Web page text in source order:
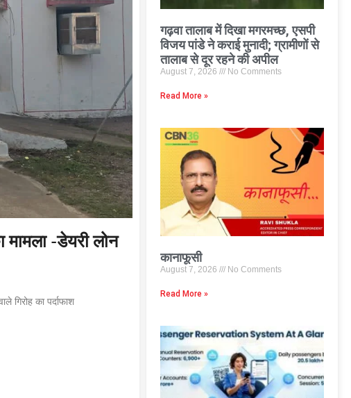
-डेयरी लोन
गिरोह का पर्दाफाश
गढ़वा तालाब में दिखा मगरमच्छ, एसपी
विजय पांडे ने कराई मुनादी; ग्रामीणों से
तालाब से दूर रहने की अपील
August 7, 2026 No Comments
Read More »
कानाफूसी
August 7, 2026 No Comments
Read More »